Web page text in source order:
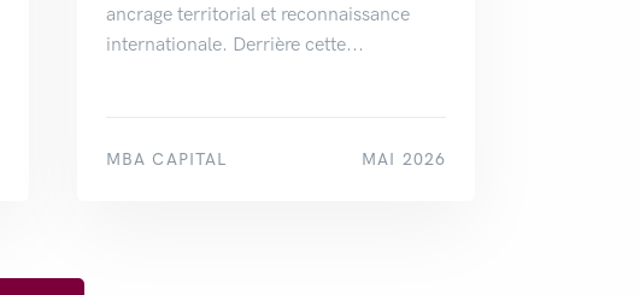
ancrage territorial et reconnaissance
internationale. Derrière cette...
MBA CAPITAL MAI 2026